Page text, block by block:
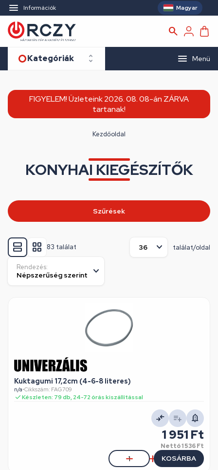
Információk Magyar
Kategóriák Menü
FIGYELEM! Üzleteink 2026. 08. 08-án ZÁRVA
tartanak!
Kezdőoldal
KONYHAI KIEGÉSZÍTŐK
83 találat találat/oldal
Rendezés:
Kuktagumi 17,2cm (4-6-8 literes)
n/a•Cikkszám: FAG709
Készleten: 79 db, 24-72 órás kiszállítással
1 951 Ft
Nettó1 536 Ft
KOSÁRBA
Szűrések